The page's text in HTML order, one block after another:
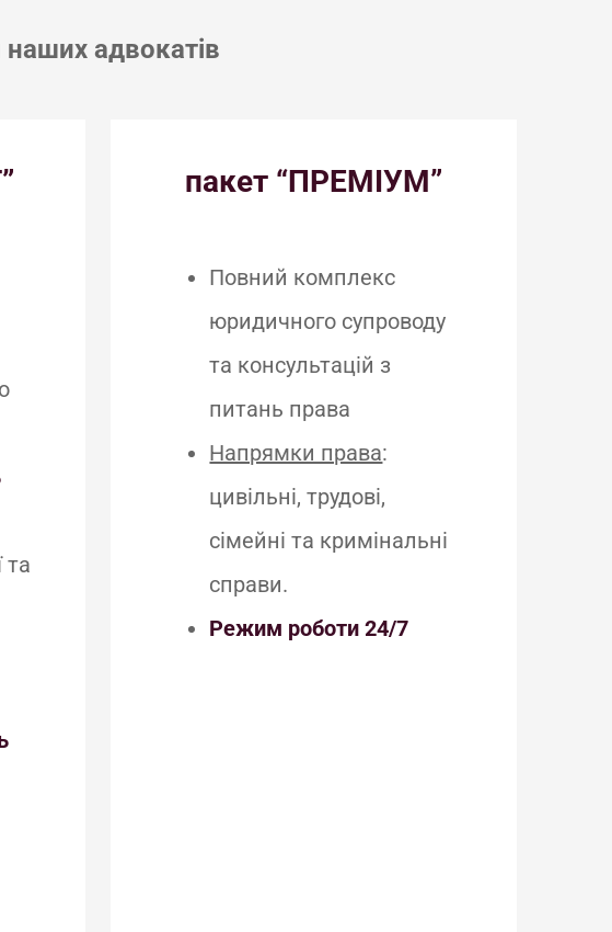
адвокатів
та
пакет “ПРЕМІУМ”
Повний комплекс
юридичного супроводу
та консультацій з
питань права
Напрямки права:
цивільні, трудові,
сімейні та кримінальні
справи.
Режим роботи 24/7